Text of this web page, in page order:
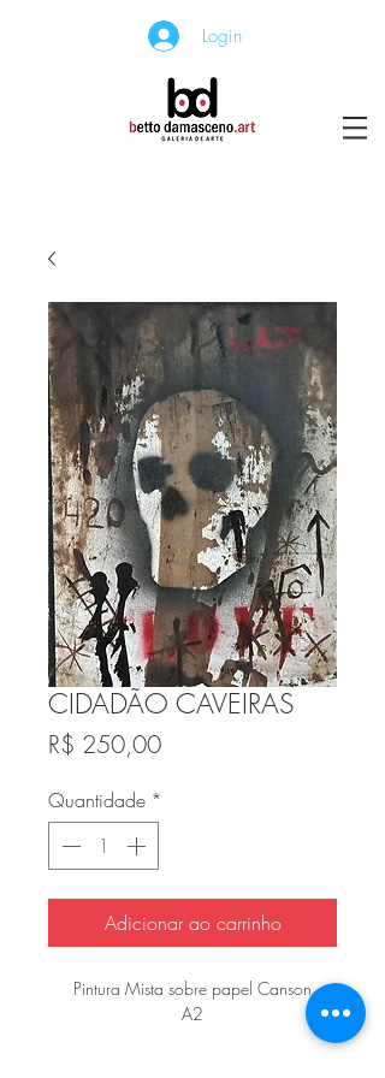
Login
CIDADÃO CAVEIRAS
R$ 250,00Preço
Quantidade *
Adicionar ao carrinho
Pintura Mista sobre papel Canson
A2